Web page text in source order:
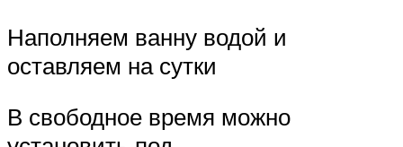
Наполняем ванну водой и
оставляем на сутки
В свободное время можно